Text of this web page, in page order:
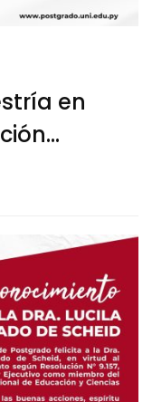
en